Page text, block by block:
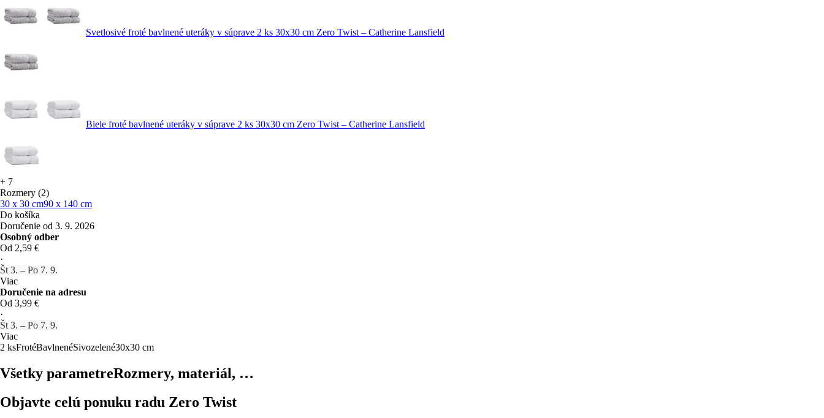
Svetlosivé froté bavlnené uteráky v súprave 2 ks 30x30 cm Zero Twist – Catherine Lansfield
Biele froté bavlnené uteráky v súprave 2 ks 30x30 cm Zero Twist – Catherine Lansfield
+ 7
Rozmery (2)
30 x 30 cm90 x 140 cm
Do košíka
Doručenie od 3. 9. 2026
Osobný odber
Od 2,59 €
·
Št 3. – Po 7. 9.
Viac
Doručenie na adresu
Od 3,99 €
·
Št 3. – Po 7. 9.
Viac
2 ksFrotéBavlnenéSivozelené30x30 cm
Všetky parametreRozmery, materiál, …
Objavte celú ponuku radu Zero Twist